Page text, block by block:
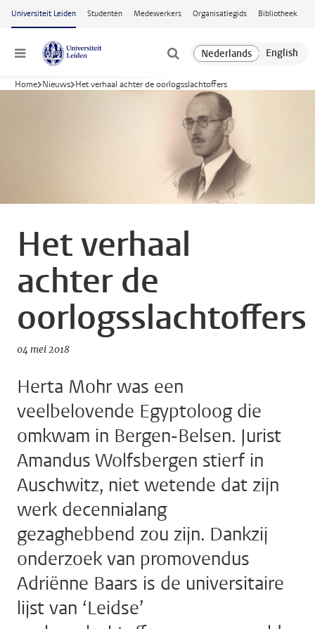
Ga naar hoofdinhoud
Universiteit Leiden Studenten Medewerkers Organisatiegids Bibliotheek
Menu
Home Nieuws Het verhaal achter de oorlogsslachtoffers
Het verhaal
achter de
oorlogsslachtoffers
04 mei 2018
Herta Mohr was een
veelbelovende Egyptoloog die
omkwam in Bergen-Belsen. Jurist
Amandus Wolfsbergen stierf in
Auschwitz, niet wetende dat zijn
werk decennialang
gezaghebbend zou zijn. Dankzij
onderzoek van promovendus
Adriënne Baars is de universitaire
lijst van ‘Leidse’